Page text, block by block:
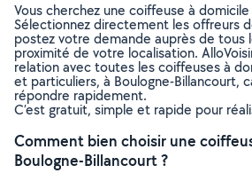
Vous cherchez une coiffeuse à
Sélectionnez directement les offreurs
postez votre demande auprès de tous
proximité de votre localisation.
relation avec toutes les coiffeuses à
et particuliers, à Boulogne-Billancourt,
répondre rapidement.
C’est gratuit, simple et rapide pour
Comment bien choisir une
Boulogne-Billancourt ?